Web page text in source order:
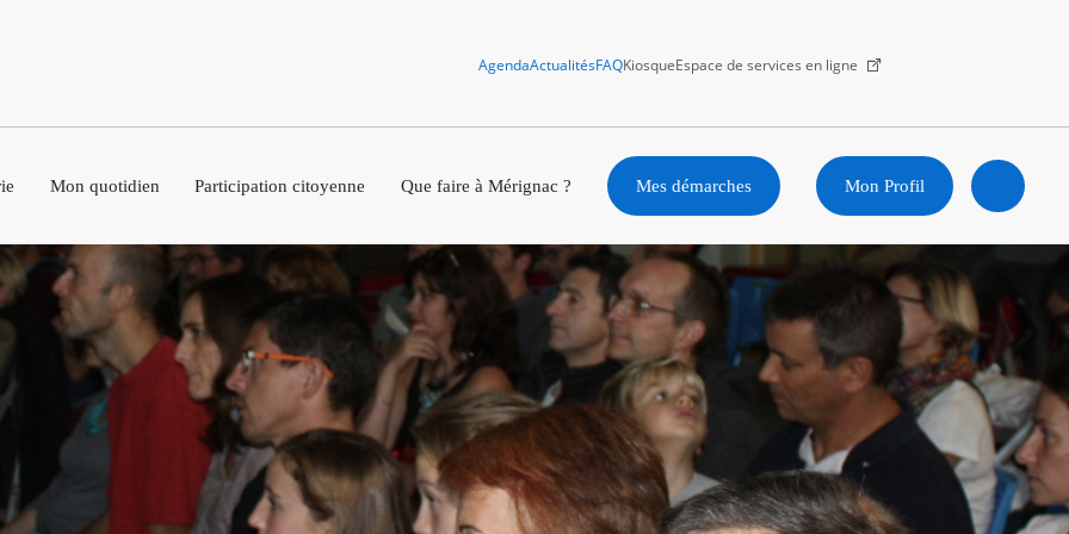
AgendaActualitésFAQKiosqueEspace de services en ligne
Mon quotidien Participation citoyenne Que faire à Mérignac ? Mes démarches Mon Profil